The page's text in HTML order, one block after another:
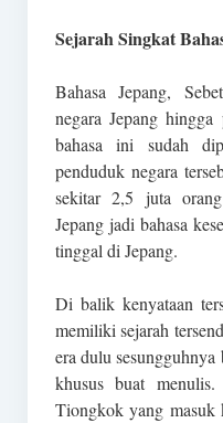
Sejarah Singkat
Bahasa Jepang,
negara Jepang
bahasa ini sudah
penduduk negara
sekitar 2,5 juta
Jepang jadi bahasa
tinggal di Jepang.
Di balik kenyataan
memiliki sejarah
era dulu
khusus buat
Tiongkok yang masuk